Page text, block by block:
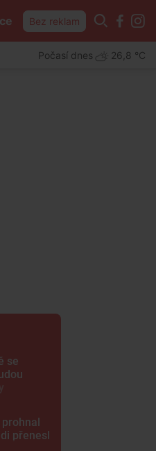
Bez reklam
Počasí dnes 26,8 °C
se
prohnal
přenesl